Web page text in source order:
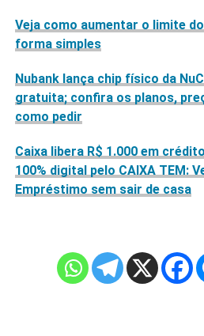
Veja como aumentar o limite
forma simples
Nubank lança chip físico da
gratuita; confira os planos,
como pedir
Caixa libera R$ 1.000 em
100% digital pelo CAIXA TEM:
Empréstimo sem sair de casa